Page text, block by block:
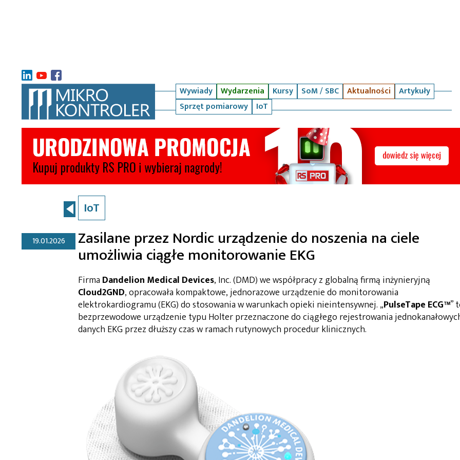
Wywiady Wydarzenia Kursy SoM / SBC Aktualności
Artykuły
Sprzęt pomiarowy
IoT
IoT
19.01.2026 Zasilane przez Nordic urządzenie do noszenia na ciele
umożliwia ciągłe monitorowanie EKG
Firma Dandelion Medical Devices, Inc. (DMD) we współpracy z globalną firmą inżynieryjną
Cloud2GND, opracowała kompaktowe, jednorazowe urządzenie do monitorowania
elektrokardiogramu (EKG) do stosowania w warunkach opieki nieintensywnej. „PulseTape ECG™”
bezprzewodowe urządzenie typu Holter przeznaczone do ciągłego rejestrowania
danych EKG przez dłuższy czas w ramach rutynowych procedur klinicznych.